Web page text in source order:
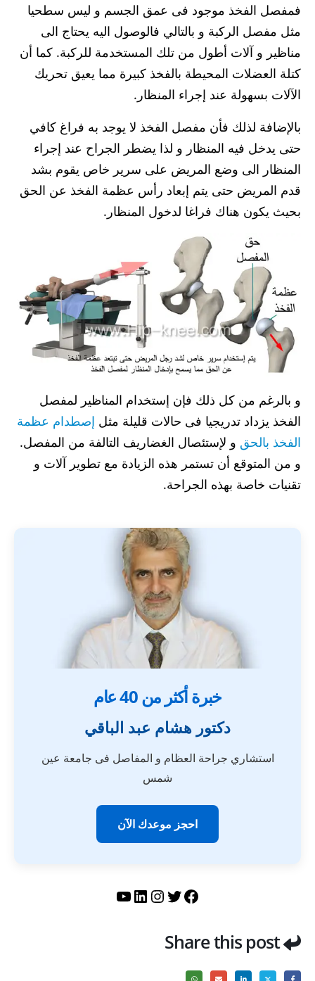
فمفصل الفخذ موجود فى عمق الجسم و ليس سطحيا
مثل مفصل الركبة و بالتالي فالوصول اليه يحتاج الى
مناظير و آلات أطول من تلك المستخدمة للركبة. كما أن
كتلة العضلات المحيطة بالفخذ كبيرة مما يعيق تحريك
الآلات بسهولة عند إجراء المنظار.
بالإضافة لذلك فأن مفصل الفخذ لا يوجد به فراغ كافي
حتى يدخل فيه المنظار و لذا يضطر الجراح عند إجراء
المنظار الى وضع المريض على سرير خاص يقوم بشد
قدم المريض حتى يتم إبعاد رأس عظمة الفخذ عن الحق
بحيث يكون هناك فراغا لدخول المنظار.
و بالرغم من كل ذلك فإن إستخدام المناظير لمفصل
الفخذ يزداد تدريجيا فى حالات قليلة مثل إصطدام عظمة
الفخذ بالحق و لإستئصال الغضاريف التالفة من المفصل.
و من المتوقع أن تستمر هذه الزيادة مع تطوير آلات و
تقنيات خاصة بهذه الجراحة.
خبرة أكثر من 40 عام
دكتور هشام عبد الباقي
استشاري جراحة العظام و المفاصل فى جامعة عين
شمس
احجز موعدك الآن
فيسبوك
تويترإنستجرام
لينكد إنيوتيوب
Share this post